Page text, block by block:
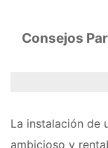
Consejos
La instalación de
ambicioso y